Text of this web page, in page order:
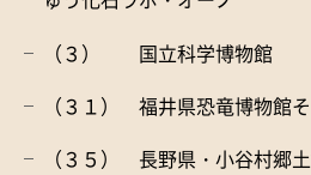
（３） 国立科学博物館
（３１） 福井県恐竜博物館
（３５） 長野県・小谷村郷